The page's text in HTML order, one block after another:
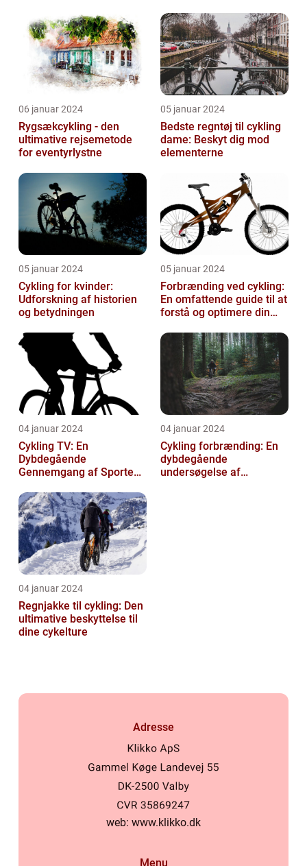
06 januar 2024
Rygsækcykling - den
ultimative rejsemetode
for eventyrlystne
05 januar 2024
Bedste regntøj til cykling
dame: Beskyt dig mod
elementerne
05 januar 2024
Cykling for kvinder:
Udforskning af historien
og betydningen
05 januar 2024
Forbrænding ved cykling:
En omfattende guide til at
forstå og optimere din
04 januar 2024
Cykling TV: En
Dybdegående
Gennemgang af Sportens
04 januar 2024
Cykling forbrænding: En
dybdegående
undersøgelse af
04 januar 2024
Regnjakke til cykling: Den
ultimative beskyttelse til
dine cykelture
Adresse
web: www.klikko.dk
Menu